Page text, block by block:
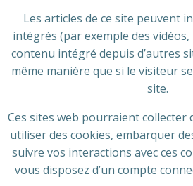
Les articles de ce site peuvent
intégrés (par exemple des
contenu intégré depuis d’autres
même manière que si le visiteur
site.
Ces sites web pourraient collecter
utiliser des cookies, embarquer
suivre vos interactions avec ces
vous disposez d’un compte